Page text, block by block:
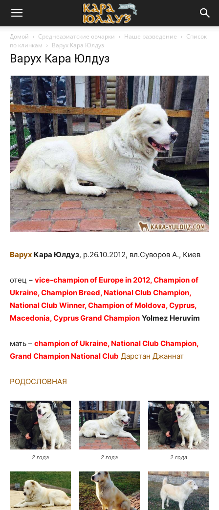
Домой Среднеазиатские овчарки Наше разведение
Список
по кличкам
Варух Кара Юлдуз
Варух Кара Юлдуз
Варух Кара Юлдуз, р.26.10.2012, вл.Суворов А., Киев
отец – vice-champion of Europe in 2012, Champion of
Ukraine, Champion Breed, National Club Champion,
National Club Winner, Champion of Moldova, Cyprus,
Macedonia, Cyprus Grand Champion Yolmez Heruvim
мать – champion of Ukraine, National Club Champion,
Grand Champion National Club Дарстан Джаннат
РОДОСЛОВНАЯ
2 года 2 года 2 года